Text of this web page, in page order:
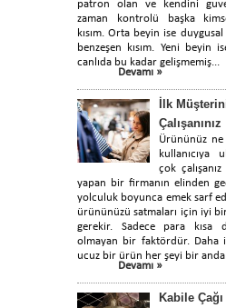
patron olan ve kendini
zaman kontrolü başka
kısım. Orta beyin ise
benzeşen kısım. Yeni beyin
canlıda bu kadar gelişmemiş...
Devamı »
İlk
Çalışanınız
Ürününüz
kullanıcıya
çok
yapan bir firmanın elinden
yolculuk boyunca emek sarf
ürününüzü satmaları için iyi
gerekir. Sadece para kısa
olmayan bir faktördür. Daha
ucuz bir ürün her şeyi bir
Devamı »
Kabile